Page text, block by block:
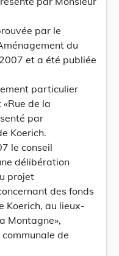
par le
du
et a été publiée
particulier
de la
par
Koerich.
le conseil
délibération
projet
des fonds
Koerich, au lieux-
Montagne»,
de